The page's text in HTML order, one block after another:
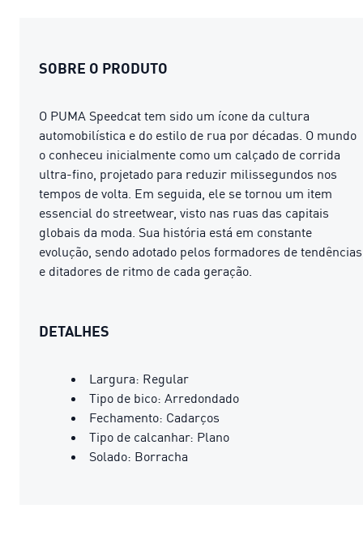
SOBRE O PRODUTO
O PUMA Speedcat tem sido um ícone da cultura
automobilística e do estilo de rua por décadas. O mundo
o conheceu inicialmente como um calçado de corrida
ultra-fino, projetado para reduzir milissegundos nos
tempos de volta. Em seguida, ele se tornou um item
essencial do streetwear, visto nas ruas das capitais
globais da moda. Sua história está em constante
evolução, sendo adotado pelos formadores de tendências
e ditadores de ritmo de cada geração.
DETALHES
Largura: Regular
Tipo de bico: Arredondado
Fechamento: Cadarços
Tipo de calcanhar: Plano
Solado: Borracha